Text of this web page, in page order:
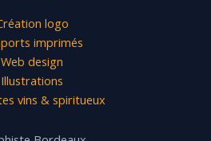
logo
imprimés
Web design
Illustrations
vins & spiritueux